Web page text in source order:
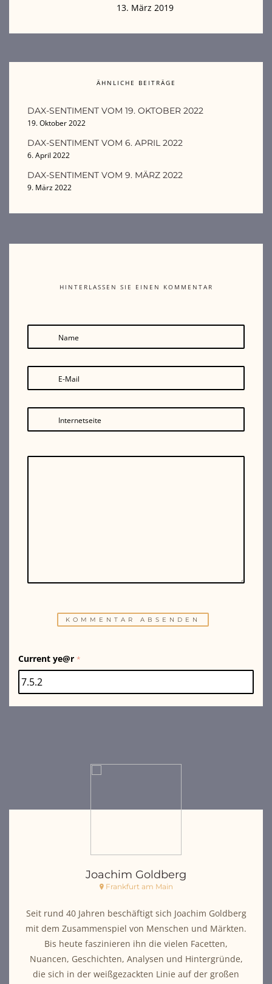
13. März 2019
ÄHNLICHE BEITRÄGE
DAX-SENTIMENT VOM 19. OKTOBER 2022
19. Oktober 2022
DAX-SENTIMENT VOM 6. APRIL 2022
6. April 2022
DAX-SENTIMENT VOM 9. MÄRZ 2022
9. März 2022
HINTERLASSEN SIE EINEN KOMMENTAR
Name
E-Mail
Internetseite
Current ye@r *
Joachim Goldberg
Frankfurt am Main
Seit rund 40 Jahren beschäftigt sich Joachim Goldberg
mit dem Zusammenspiel von Menschen und Märkten.
Bis heute faszinieren ihn die vielen Facetten,
Nuancen, Geschichten, Analysen und Hintergründe,
die sich in der weißgezackten Linie auf der großen